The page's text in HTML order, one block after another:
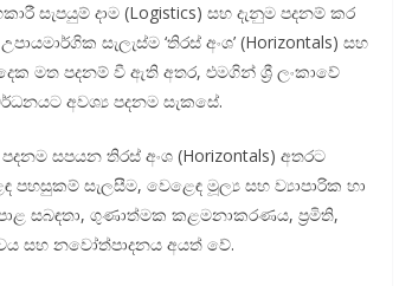
සැපයුම් දාම (Logistics) සහ දැනුම පදනම් කර
සැලැස්ම ‘තිරස් අංශ’ (Horizontals) සහ
මත පදනම් වී ඇති අතර, එමගින් ශ්‍රී ලංකාවේ
අවශ්‍ය පදනම සැකසේ.
සපයන තිරස් අංශ (Horizontals) අතරට
පහසුකම් සැලසීම, වෙළෙඳ මූල්‍ය සහ ව්‍යාපාරික හා
සබඳතා, ගුණාත්මක කළමනාකරණය, ප්‍රමිති,
සහ නවෝත්පාදනය අයත් වේ.